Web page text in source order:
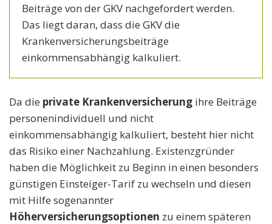
Beiträge von der GKV nachgefordert werden.
Das liegt daran, dass die GKV die
Krankenversicherungsbeiträge
einkommensabhängig kalkuliert.
Da die private Krankenversicherung ihre Beiträge
personenindividuell und nicht
einkommensabhängig kalkuliert, besteht hier nicht
das Risiko einer Nachzahlung. Existenzgründer
haben die Möglichkeit zu Beginn in einen besonders
günstigen Einsteiger-Tarif zu wechseln und diesen
mit Hilfe sogenannter
Höherversicherungsoptionen zu einem späteren